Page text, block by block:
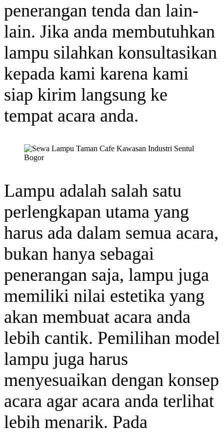
penerangan tenda dan lain-
lain. Jika anda membutuhkan
lampu silahkan konsultasikan
kepada kami karena kami
siap kirim langsung ke
tempat acara anda.
Lampu adalah salah satu
perlengkapan utama yang
harus ada dalam semua acara,
bukan hanya sebagai
penerangan saja, lampu juga
memiliki nilai estetika yang
akan membuat acara anda
lebih cantik. Pemilihan model
lampu juga harus
menyesuaikan dengan konsep
acara agar acara anda terlihat
lebih menarik. Pada